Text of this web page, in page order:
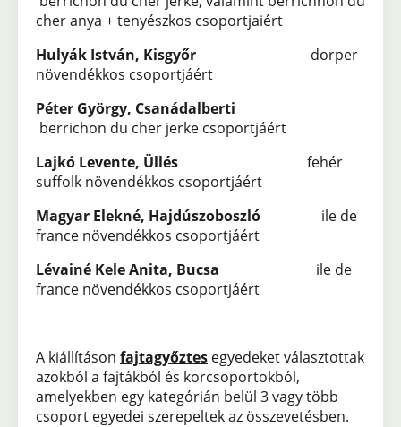
cher anya + tenyészkos csoportjaiért
Hulyák István, Kisgyőr dorper
növendékkos csoportjáért
Péter György, Csanádalberti
berrichon du cher jerke csoportjáért
Lajkó Levente, Üllés fehér
suffolk növendékkos csoportjáért
Magyar Elekné, Hajdúszoboszló ile de
france növendékkos csoportjáért
Lévainé Kele Anita, Bucsa ile de
france növendékkos csoportjáért
A kiállításon fajtagyőztes egyedeket választottak
azokból a fajtákból és korcsoportokból,
amelyekben egy kategórián belül 3 vagy több
csoport egyedei szerepeltek az összevetésben.